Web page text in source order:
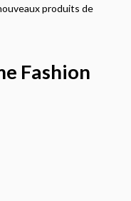
produits de
Fashion